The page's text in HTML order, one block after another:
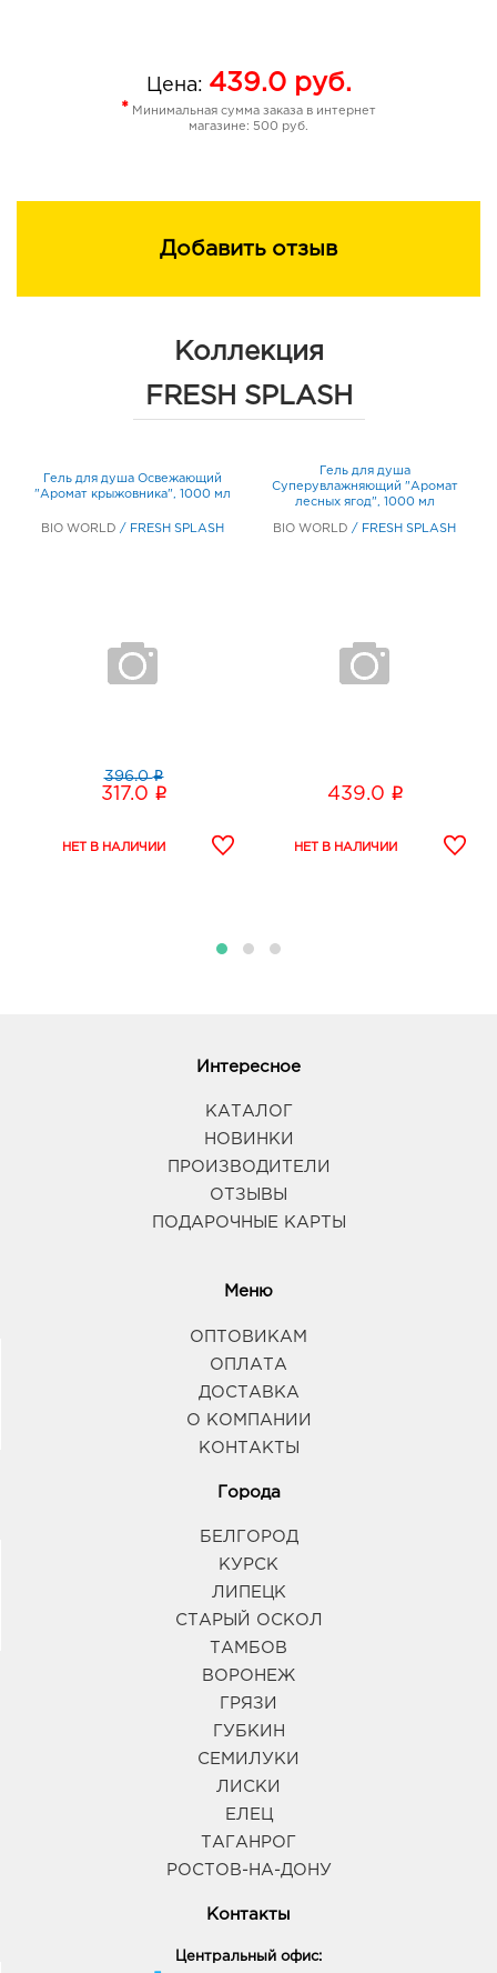
Цена: 439.0руб.
* Минимальная сумма заказа в интернет
магазине: 500 руб.
Добавить отзыв
Коллекция
FRESH SPLASH
Гель для душа Освежающий
"Аромат крыжовника", 1000 мл
BIO WORLD / FRESH SPLASH
396.0i
317.0 i
Гель для душа
Суперувлажняющий "Аромат
лесных ягод", 1000 мл
BIO WORLD / FRESH SPLASH
439.0 i
Интересное
КАТАЛОГ
НОВИНКИ
ПРОИЗВОДИТЕЛИ
ОТЗЫВЫ
ПОДАРОЧНЫЕ КАРТЫ
Меню
ОПТОВИКАМ
ОПЛАТА
ДОСТАВКА
О КОМПАНИИ
КОНТАКТЫ
Города
БЕЛГОРОД
КУРСК
ЛИПЕЦК
СТАРЫЙ ОСКОЛ
ТАМБОВ
ВОРОНЕЖ
ГРЯЗИ
ГУБКИН
СЕМИЛУКИ
ЛИСКИ
ЕЛЕЦ
ТАГАНРОГ
РОСТОВ-НА-ДОНУ
Контакты
Центральный офис: